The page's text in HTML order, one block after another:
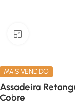
MAIS VENDIDO
Assadeira
Cobre